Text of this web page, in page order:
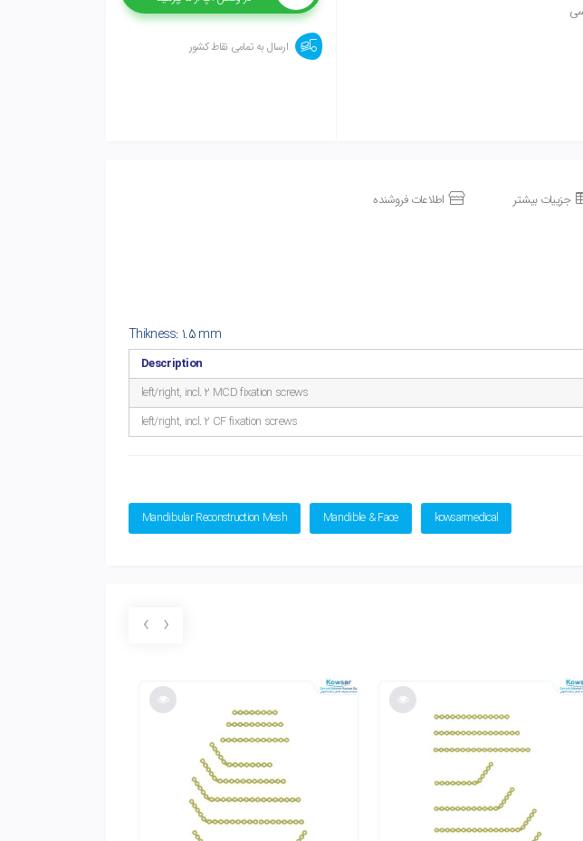
ارسال به تمامی نقاط کشور
جزییات بیشتر اطلاعات فروشنده
Thikness: 1.5 mm
Description
left/right, incl. 2 MCD fixation screws
left/right, incl. 2 CF fixation screws
kowsarmedical
Mandible & Face
Mandibular Reconstruction Mesh
‹
›